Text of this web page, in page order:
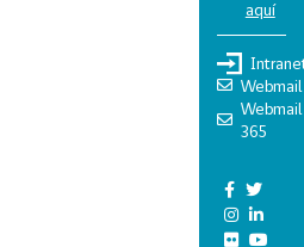
aquí
Webmail
Webmail
365